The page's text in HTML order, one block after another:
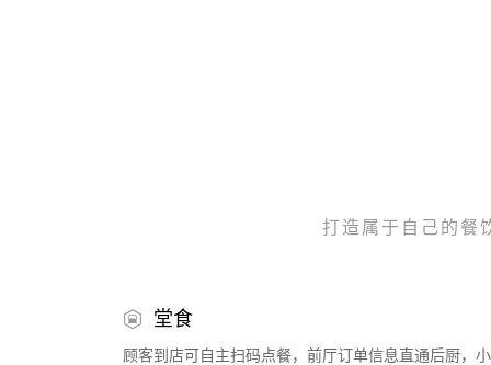
打造属于自己的餐
堂食
顾客到店可自主扫码点餐，前厅订单信息直通后厨，